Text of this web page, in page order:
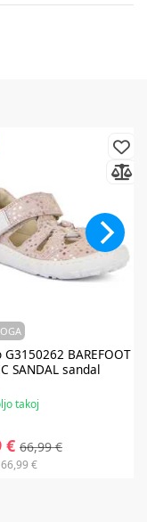
G3150262 BAREFOOT
SANDAL sandal
takoj
€ 66,99 €
66,99 €